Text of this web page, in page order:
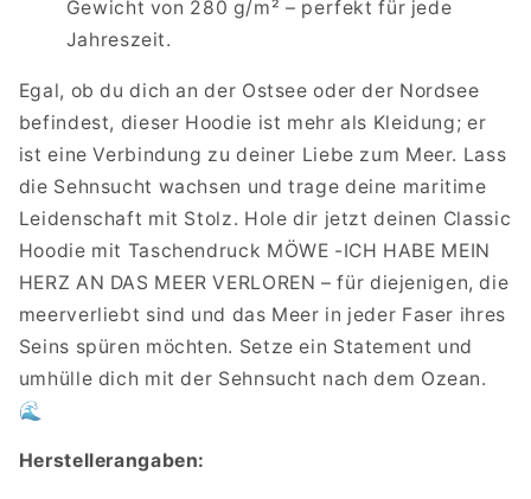
Gewicht von 280 g/m² – perfekt für jede
Jahreszeit.
Egal, ob du dich an der Ostsee oder der Nordsee
befindest, dieser Hoodie ist mehr als Kleidung; er
ist eine Verbindung zu deiner Liebe zum Meer. Lass
die Sehnsucht wachsen und trage deine maritime
Leidenschaft mit Stolz. Hole dir jetzt deinen Classic
Hoodie mit Taschendruck MÖWE -ICH HABE MEIN
HERZ AN DAS MEER VERLOREN – für diejenigen, die
meerverliebt sind und das Meer in jeder Faser ihres
Seins spüren möchten. Setze ein Statement und
umhülle dich mit der Sehnsucht nach dem Ozean.
🌊
Herstellerangaben: